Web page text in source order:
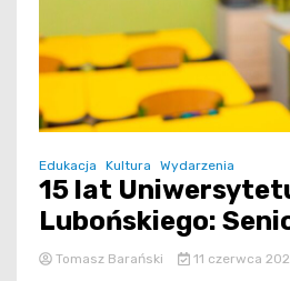
Edukacja Kultura Wydarzenia
15 lat
Lubońskiego:
Tomasz Barański 11 czerwca